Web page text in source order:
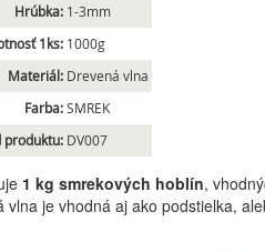
Hrúbka: 1-3mm
1ks: 1000g
Materiál: Drevená vlna
Farba: SMREK
produktu: DV007
1 kg smrekových hoblín,
je vhodná aj ako podstielka,